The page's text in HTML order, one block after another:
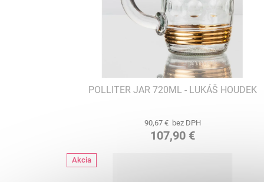
POLLITER JAR 720ML - LUKÁŠ HOUDEK
90,67 € bez DPH
107,90 €
Akcia